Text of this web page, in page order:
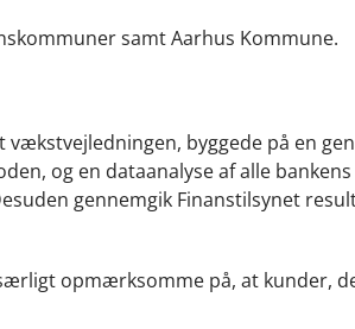
samt Aarhus Kommune.
byggede på en
og en dataanalyse af alle
gennemgik Finanstilsynet
opmærksomme på, at kunder,